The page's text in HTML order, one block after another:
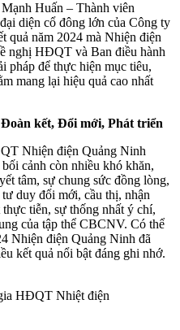
Huấn – Thành viên
diện cổ đông lớn của Công ty
quả năm 2024 mà Nhiện điện
nghị HĐQT và Ban điều hành
pháp để thực hiện mục tiêu,
mang lại hiệu quả cao nhất
kết, Đổi mới, Phát triển
Nhiện điện Quảng Ninh
cảnh còn nhiều khó khăn,
tâm, sự chung sức đồng lòng,
duy đổi mới, cầu thị, nhận
tiễn, sự thống nhất ý chí,
của tập thể CBCNV. Có thể
Nhiện điện Quảng Ninh đã
kết quả nổi bật đáng ghi nhớ.
HĐQT Nhiệt điện